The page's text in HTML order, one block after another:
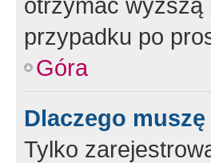
przypadku po
Góra
Dlaczego
Tylko